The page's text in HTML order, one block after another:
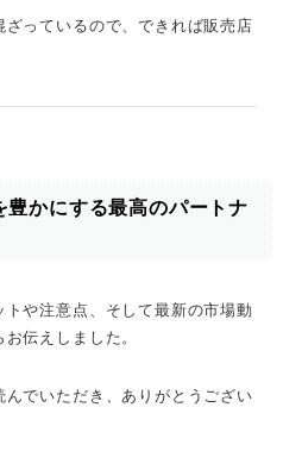
っているので、できれば販売店
豊かにする最高のパートナ
や注意点、そして最新の市場動
伝えしました。
でいただき、ありがとうござい